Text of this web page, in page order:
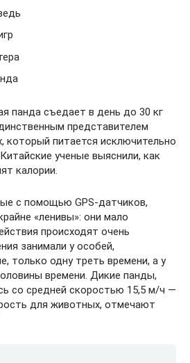
панда съедает в день до 30 кг
представителем
который питается исключительно
ученые выяснили, как
калории.
с помощью GPS-датчиков,
«ленивы»: они мало
происходят очень
занимали у особей,
только одну треть времени, а у
времени. Дикие панды,
со средней скоростью 15,5 м/ч —
для животных, отмечают